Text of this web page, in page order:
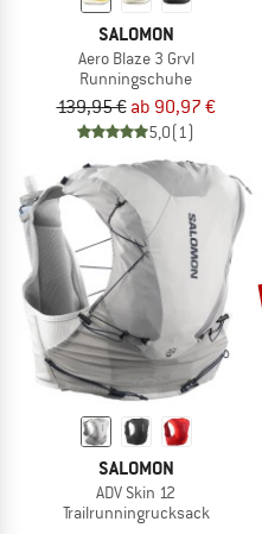
SALOMON
Aero Blaze 3 Grvl
Runningschuhe
139,95 € ab 90,97 €
5,0(1)
SALOMON
ADV Skin 12
Trailrunningrucksack